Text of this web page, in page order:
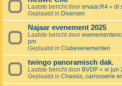
Laatste bericht door ervaar.R4 « di
Geplaatst in Diversen
Najaar evenement 2025
Laatste bericht door
pm
Geplaatst in Clubevenementen
twingo panoramisch dak.
Laatste bericht door BVDP « vr jun
Geplaatst in Chassis, carrosserie